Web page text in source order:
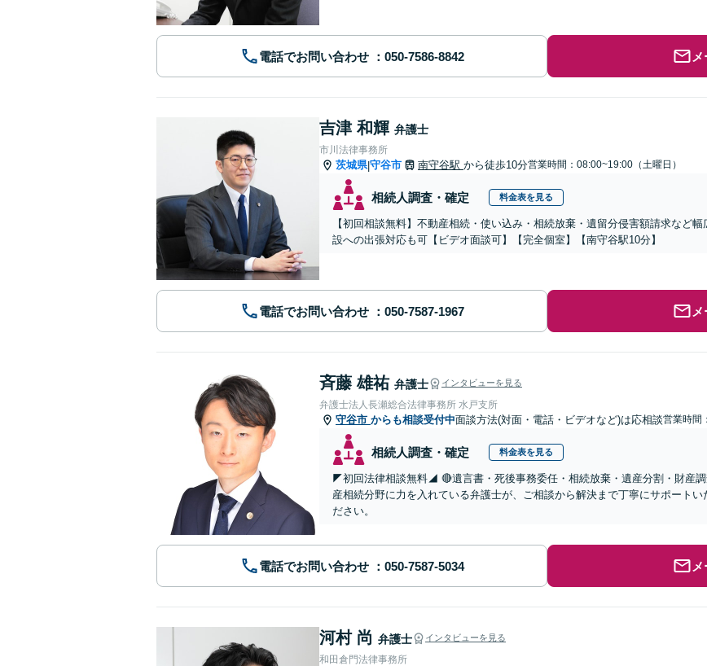
電話でお問い合わせ
吉津 和輝 弁護士
市川法律事務所
茨城県|守谷市 南守谷駅 から徒歩10分営業時間：08:00~19:00（土曜日）
相続人調査・確定 料金表を見る
【初回相談無料】不動産相続・使い込み・相続放棄・遺留分侵害額請求など
設への出張対応も可【ビデオ面談可】【完全個室】【南守谷駅10分】
電話でお問い合わせ
斉藤 雄祐 弁護士 インタビューを見る
弁護士法人長瀬総合法律事務所 水戸支所
守谷市 からも相談受付中面談方法(対面・電話・ビデオなど)は応相談営業時間
相続人調査・確定 料金表を見る
◤初回法律相談無料◢ 🔴遺言書・死後事務委任・相続放棄・遺産分割・財産
産相続分野に力を入れている弁護士が、ご相談から解決まで丁寧にサポート
ださい。
電話でお問い合わせ
河村 尚 弁護士 インタビューを見る
和田倉門法律事務所